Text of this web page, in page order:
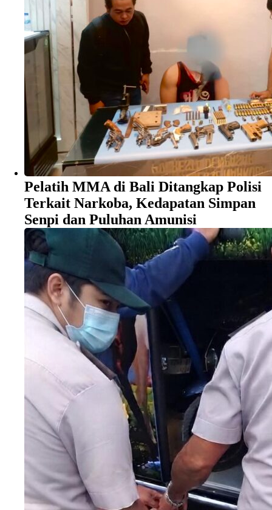
Pelatih MMA di Bali Ditangkap Polisi
Terkait Narkoba, Kedapatan Simpan
Senpi dan Puluhan Amunisi